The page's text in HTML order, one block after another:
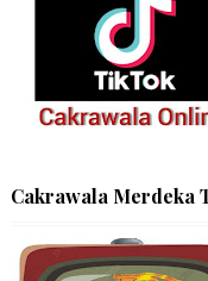
Cakrawala Merdeka